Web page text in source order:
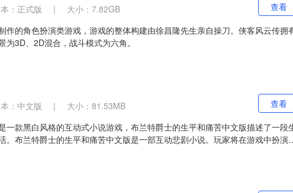
：正式版 |
大小：7.82GB
作的角色扮演类游戏，游戏的整体构建由徐昌隆先生亲自操刀。侠客风云传拥
3D、2D混合，战斗模式为六角。
查看
：中文版 |
大小：81.53MB
一款黑白风格的互动式小说游戏，布兰特爵士的生平和痛苦中文版描述了一段
。布兰特爵士的生平和痛苦中文版是一部互动悲剧小说。玩家将在游戏中扮演
查看